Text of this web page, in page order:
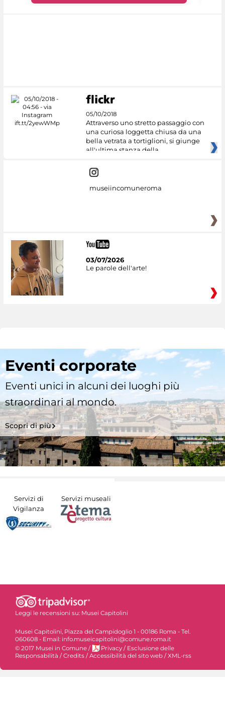
05/10/2018
Attraverso uno stretto passaggio con
una curiosa loggetta chiusa da una
bella vetrata a tortiglioni, si giunge
all'ultima stanza della
museiincomuneroma
03/07/2026
Le parole dell'arte!
Eventi corporate
Eventi unici in alcuni dei luoghi più
straordinari al mondo.
Scopri di più
Servizi di
Vigilanza
Servizi museali
Leggi le recensioni su: Musei Capitolini
Musei Capitolini, Piazza del Campidoglio 1 - 00186 Roma - Tel.
060608 - Email: info.museicapitolini@comune.roma.it
© 2017 Musei in Comune / Privacy / Esclusione delle
Responsabilità /Credits /Accessibilità del sito web /XML-rss